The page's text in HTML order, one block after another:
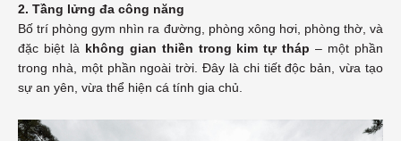
2. Tầng lửng đa công năng
Bố trí phòng gym nhìn ra đường, phòng xông hơi, phòng thờ, và
đặc biệt là không gian thiền trong kim tự tháp – một phần
trong nhà, một phần ngoài trời. Đây là chi tiết độc bản, vừa tạo
sự an yên, vừa thể hiện cá tính gia chủ.